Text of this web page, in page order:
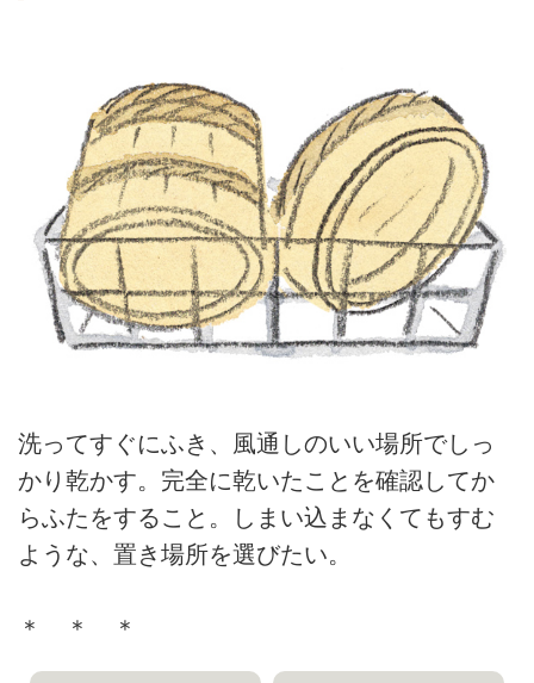
洗ってすぐにふき、風通しのいい場所でしっ
かり乾かす。完全に乾いたことを確認してか
らふたをすること。しまい込まなくてもすむ
ような、置き場所を選びたい。
＊ ＊ ＊